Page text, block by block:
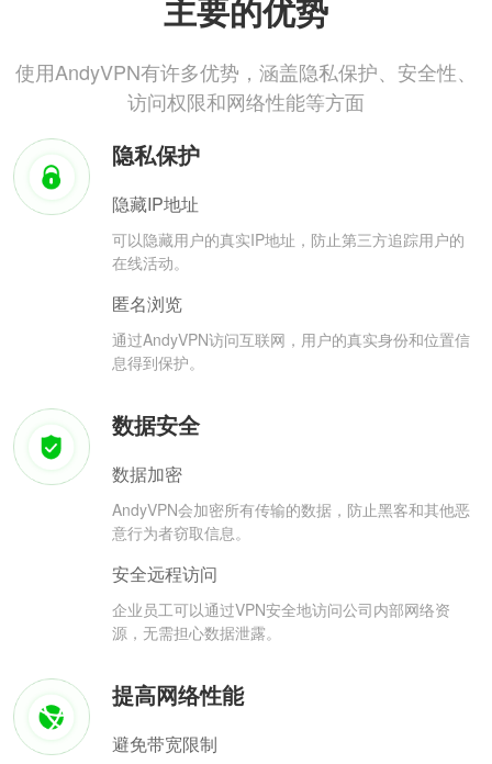
主要的优势
使用AndyVPN有许多优势，涵盖隐私保护、安全性、
访问权限和网络性能等方面
隐私保护
隐藏IP地址
可以隐藏用户的真实IP地址，防止第三方追踪用户的
在线活动。
匿名浏览
通过AndyVPN访问互联网，用户的真实身份和位置信
息得到保护。
数据安全
数据加密
AndyVPN会加密所有传输的数据，防止黑客和其他恶
意行为者窃取信息。
安全远程访问
企业员工可以通过VPN安全地访问公司内部网络资
源，无需担心数据泄露。
提高网络性能
避免带宽限制